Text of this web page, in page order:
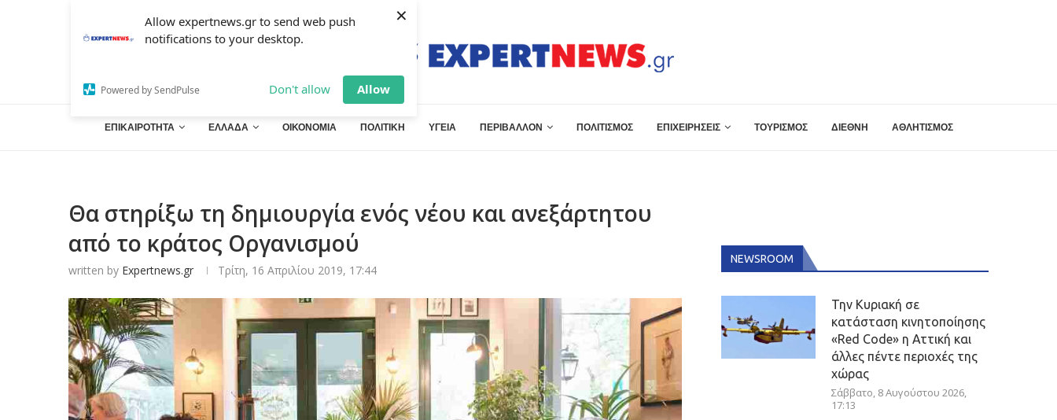
Allow expertnews.gr to send web push
notifications to your desktop.
Powered by SendPulse Don't allow Allow
×
ΕΠΙΚΑΙΡΟΤΗΤΑ ΕΛΛΑΔΑ ΟΙΚΟΝΟΜΙΑ ΠΟΛΙΤΙΚΗ ΥΓΕΙΑ ΠΕΡΙΒΑΛΛΟΝ ΠΟΛΙΤΙΣΜΟΣ ΕΠΙΧΕΙΡΗΣΕΙΣ ΤΟΥΡΙΣΜΟΣ ΔΙΕΘΝΗ ΑΘΛΗΤΙΣΜΟΣ
Θα στηρίξω τη δημιουργία ενός νέου και ανεξάρτητου
από το κράτος Οργανισμού
written by Expertnews.gr Τρίτη, 16 Απριλίου 2019, 17:44
NEWSROOM
Την Κυριακή σε
κατάσταση κινητοποίησης
«Red Code» η Αττική και
άλλες πέντε περιοχές της
χώρας
Σάββατο, 8 Αυγούστου 2026,
17:13